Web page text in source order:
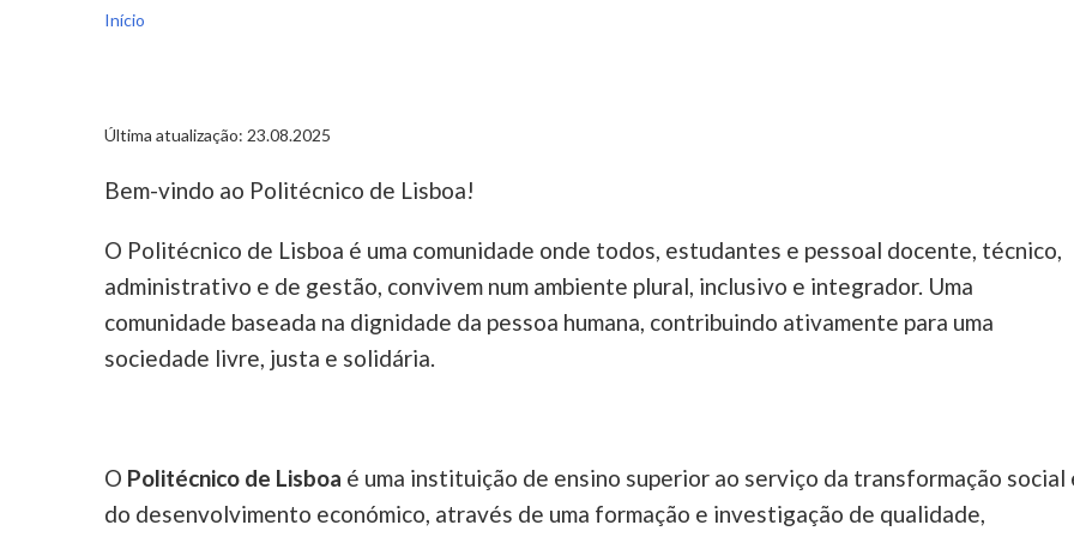
Início
Última atualização: 23.08.2025
Bem-vindo ao Politécnico de Lisboa!
O Politécnico de Lisboa é uma comunidade onde todos, estudantes e pessoal docente, técnico,
administrativo e de gestão, convivem num ambiente plural, inclusivo e integrador. Uma
comunidade baseada na dignidade da pessoa humana, contribuindo ativamente para uma
sociedade livre, justa e solidária.
O Politécnico de Lisboa é uma instituição de ensino superior ao serviço da transformação social
do desenvolvimento económico, através de uma formação e investigação de qualidade,